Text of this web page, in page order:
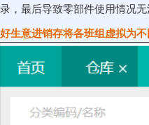
录，最后导致零部件使用情况无
好生意进销存将各班组虚拟为